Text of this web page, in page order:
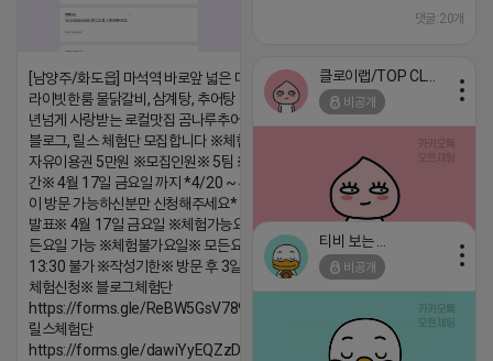
댓글:20개
[남양주/화도읍] 마석역 바로앞 넓은 매장과, 프
라이빗한룸 물닭갈비, 삼계탕, 추어탕 맛집 10
년넘게 사랑받는 로컬맛집 곰나루추어탕에서
블로그, 릴스 체험단 모집합니다 ※체험메뉴※
자유이용권 5만원 ※모집인원※ 5팀 ※모집기
간※ 4월 17일 금요일 까지 *4/20 ~ 4/26 사
이 방문 가능하신분만 신청해주세요* ※체험단
발표※ 4월 17일 금요일 ※체험가능요일※ 모
든요일 가능 ※체험불가요일※ 모든요일 12 ~
13:30 불가 ※작성기한※ 방문 후 3일 이내 ※
체험신청※ 블로그체험단
https://forms.gle/ReBW5GsV789ur2Pz6
릴스체험단
https://forms.gle/dawiYyEQZzDdqf8W8
비공개
2026-04-18 17:05
비공개